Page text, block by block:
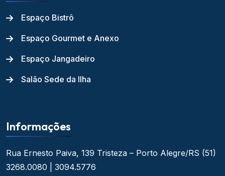
Espaço Bistrô
Espaço Gourmet e Anexo
Espaço Jangadeiro
Salão Sede da Ilha
Informações
Rua Ernesto Paiva, 139 Tristeza – Porto Alegre/RS (51)
3268.0080 | 3094.5776